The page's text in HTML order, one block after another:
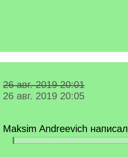
26 авг. 2019 20:01
26 авг. 2019 20:05
Maksim Andreevich
[[